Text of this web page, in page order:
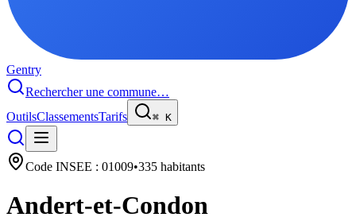
Gentry
Rechercher une commune…
OutilsClassementsTarifs ⌘ K
Code INSEE : 01009•335 habitants
Andert-et-Condon